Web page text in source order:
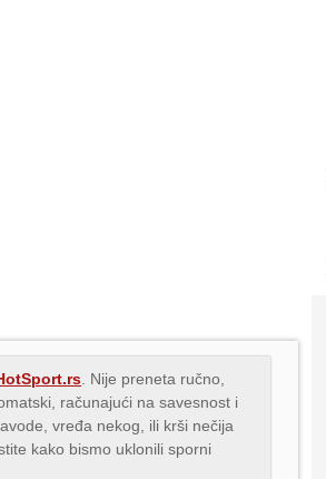
. Nije preneta ručno,
računajući na savesnost i
vređa nekog, ili krši nečija
kako bismo uklonili sporni